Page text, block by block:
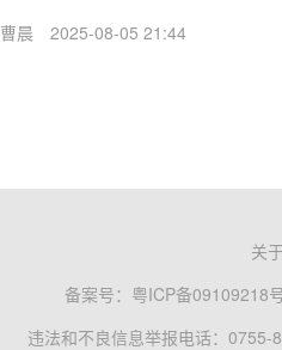
曹晨 2025-08-05 21:44
关
备案号： 粤ICP备09109218
违法和不良信息举报电话：0755-